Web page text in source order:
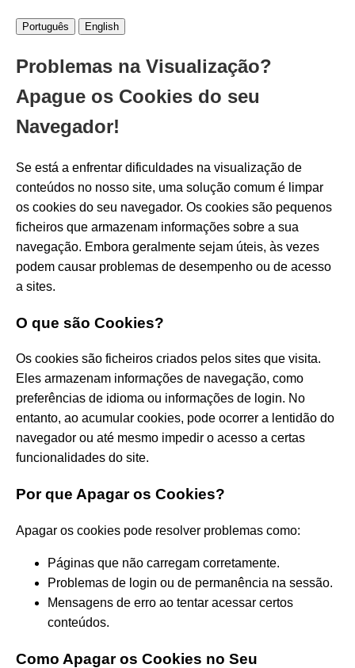
Português English
Problemas na Visualização?
Apague os Cookies do seu
Navegador!
Se está a enfrentar dificuldades na visualização de
conteúdos no nosso site, uma solução comum é limpar
os cookies do seu navegador. Os cookies são pequenos
ficheiros que armazenam informações sobre a sua
navegação. Embora geralmente sejam úteis, às vezes
podem causar problemas de desempenho ou de acesso
a sites.
O que são Cookies?
Os cookies são ficheiros criados pelos sites que visita.
Eles armazenam informações de navegação, como
preferências de idioma ou informações de login. No
entanto, ao acumular cookies, pode ocorrer a lentidão do
navegador ou até mesmo impedir o acesso a certas
funcionalidades do site.
Por que Apagar os Cookies?
Apagar os cookies pode resolver problemas como:
Páginas que não carregam corretamente.
Problemas de login ou de permanência na sessão.
Mensagens de erro ao tentar acessar certos
conteúdos.
Como Apagar os Cookies no Seu